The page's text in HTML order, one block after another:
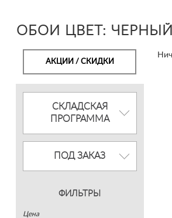
ОБОИ ЦВЕТ:
АКЦИИ / СКИДКИ
СКЛАДСКАЯ
ПРОГРАММА
ПОД ЗАКАЗ
ФИЛЬТРЫ
Цена